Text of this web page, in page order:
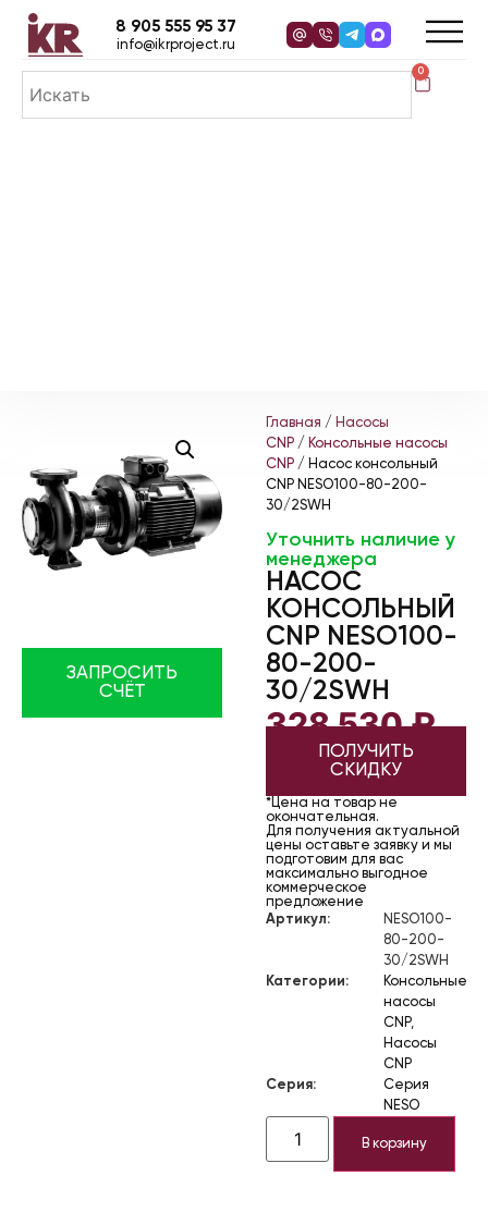
0
8 905 555 95 37
info@ikrproject.ru
ЗАПРОСИТЬ
СЧЁТ
Главная / Насосы
CNP / Консольные насосы
CNP / Насос консольный
CNP NESO100-80-200-
30/2SWH
Уточнить наличие у
менеджера
НАСОС
КОНСОЛЬНЫЙ
CNP NESO100-
80-200-
30/2SWH
328 530₽
ПОЛУЧИТЬ
СКИДКУ
*Цена на товар не
окончательная.
Для получения актуальной
цены оставьте заявку и мы
подготовим для вас
максимально выгодное
коммерческое
предложение
Артикул:
NESO100-
80-200-
30/2SWH
Категории:
Консольные
насосы
CNP,
Насосы
CNP
Серия:
Серия
NESO
В корзину